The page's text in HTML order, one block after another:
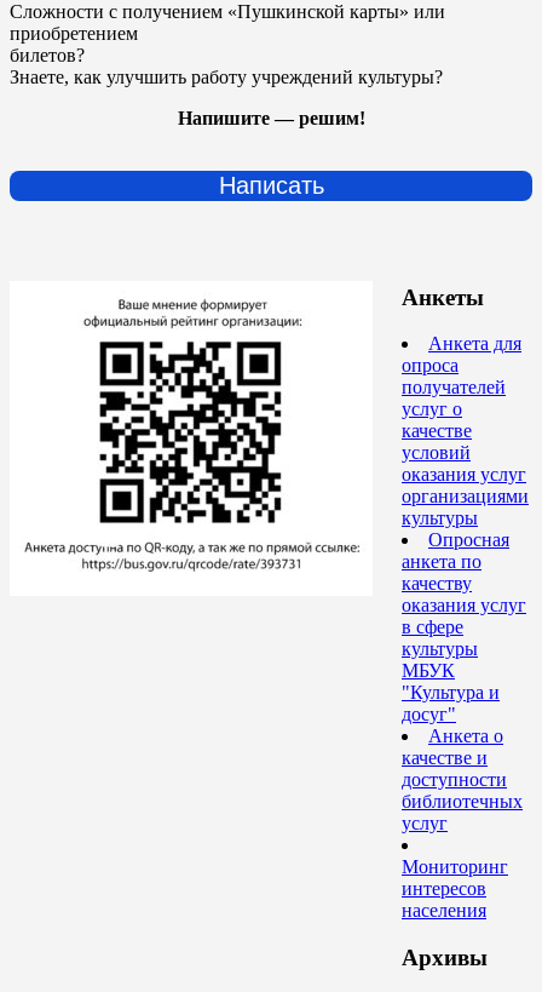
Сложности с получением «Пушкинской карты» или
приобретением
билетов?
Знаете, как улучшить работу учреждений культуры?
Напишите — решим!
Написать
Анкеты
Анкета для
опроса
получателей
услуг о
качестве
условий
оказания услуг
организациями
культуры
Опросная
анкета по
качеству
оказания услуг
в сфере
культуры
МБУК
"Культура и
досуг"
Анкета о
качестве и
доступности
библиотечных
услуг
Мониторинг
интересов
населения
Архивы